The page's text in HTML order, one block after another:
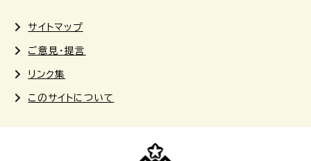
サイトマップ
ご意見・提言
リンク集
このサイトについて